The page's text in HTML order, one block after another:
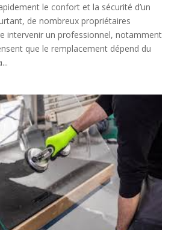
le confort et la sécurité d’un
de nombreux propriétaires
intervenir un professionnel, notamment
que le remplacement dépend du